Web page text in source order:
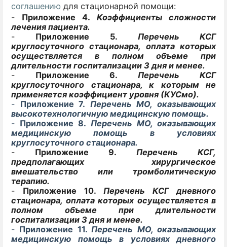
соглашению для стационарной помощи:
-
Приложение 4.
Коэффициенты сложности
лечения пациента.
-
Приложение 5.
Перечень КСГ
круглосуточного стационара, оплата которых
осуществляется в полном объеме при
длительности госпитализации 3 дня и менее.
-
Приложение 6.
Перечень КСГ
круглосуточного стационара, к которым не
применяется коэффициент уровня (КУСмо).
- Приложение 7. Перечень МО, оказывающих
высокотехнологичную медицинскую помощь.
- Приложение 8. Перечень МО, оказывающих
медицинскую помощь в условиях
круглосуточного стационара.
-
Приложение 9.
Перечень КСГ,
предполагающих хирургическое
вмешательство или тромболитическую
терапию.
-
Приложение 10.
Перечень КСГ дневного
стационара, оплата которых осуществляется в
полном объеме при длительности
госпитализации 3 дня и менее.
- Приложение 11.Перечень МО, оказывающих
медицинскую помощь в условиях дневного